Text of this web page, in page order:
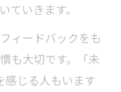
いきます。
ィードバックをも
も大切です。「未
感じる人もいます